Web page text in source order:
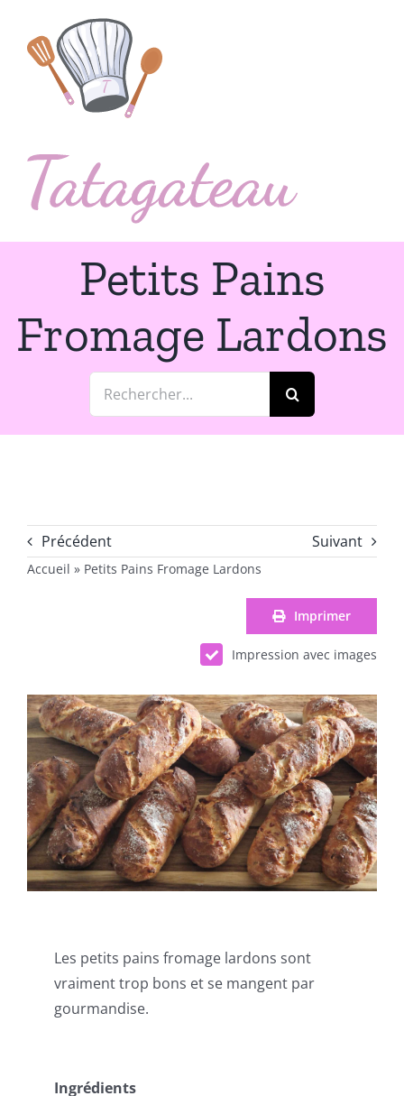
contenu
Petits Pains
Fromage Lardons
Rechercher:
Précédent Suivant
Accueil » Petits Pains Fromage Lardons
Imprimer
Impression avec images
Les petits pains fromage lardons sont
vraiment trop bons et se mangent par
gourmandise.
Ingrédients